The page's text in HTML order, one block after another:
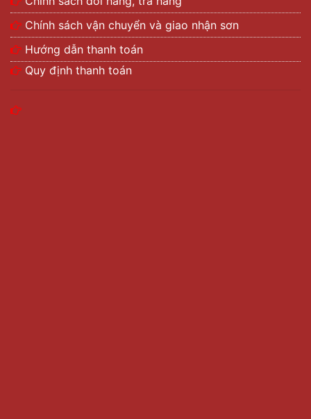
Sơn Joton
sở hữu bảng màu đa dạng với 1000 màu
sơn. Dù hạng mục thi công của khách hàng được thiết
kế theo phong cách nào hoặc khách hàng yêu thích
gam màu gì. Thì Joton luôn có những gam màu phù
Joton
Chính sách vận chuyển và giao nhận sơn
Hướng dẫn thanh toán
Quy định thanh toán